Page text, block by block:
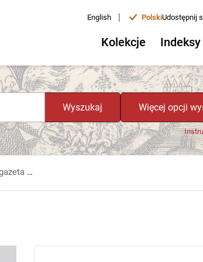
English | PolskiUdostępnij
Kolekcje Indeksy
Wyszukaj Więcej opcji
Głosiciel : samorządowa nieodpłatna gazeta miasta i gminy Zakliczyn. 2021, nr 10